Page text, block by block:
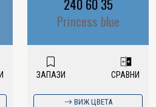
240 60 35
Princess blue
ЗАПАЗИ СРАВНИ
ВИЖ ЦВЕТА